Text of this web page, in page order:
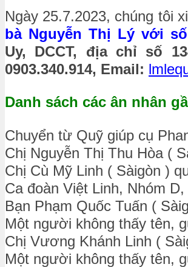
Ngày 25.7.2023, chúng tôi
bà Nguyễn Thị Lý với
Uy, DCCT, địa chỉ số
0903.340.914, Email:
Danh sách các ân nhân
Chuyển từ Quỹ giúp cụ
Chị Nguyễn Thị Thu Hòa (
Chị Cù Mỹ Linh ( Sàigòn )
Ca đoàn Việt Linh, Nhóm
Bạn Phạm Quốc Tuấn (
Một người không thấy tên,
Chị Vương Khánh Linh (
Một người không thấy tên,